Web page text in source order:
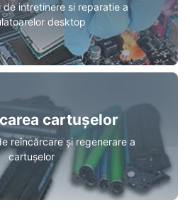
de intretinere si reparatie a
desktop
cartușelor
reîncărcare și regenerare a
cartușelor